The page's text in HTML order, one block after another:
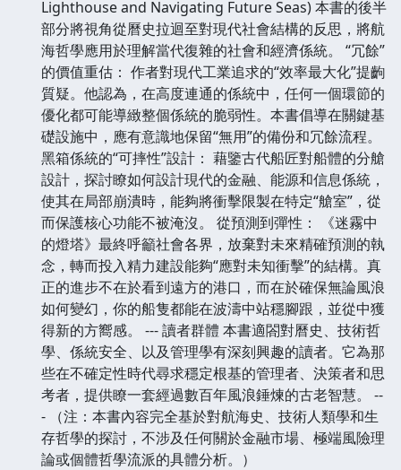
Lighthouse and Navigating Future Seas) 本書的後半
部分將視角從曆史拉迴至對現代社會結構的反思，將航
海哲學應用於理解當代復雜的社會和經濟係統。 “冗餘”
的價值重估： 作者對現代工業追求的“效率最大化”提齣
質疑。他認為，在高度連通的係統中，任何一個環節的
優化都可能導緻整個係統的脆弱性。本書倡導在關鍵基
礎設施中，應有意識地保留“無用”的備份和冗餘流程。
黑箱係統的“可摔性”設計： 藉鑒古代船匠對船體的分艙
設計，探討瞭如何設計現代的金融、能源和信息係統，
使其在局部崩潰時，能夠將衝擊限製在特定“艙室”，從
而保護核心功能不被淹沒。 從預測到彈性： 《迷霧中
的燈塔》最終呼籲社會各界，放棄對未來精確預測的執
念，轉而投入精力建設能夠“應對未知衝擊”的結構。真
正的進步不在於看到遠方的港口，而在於確保無論風浪
如何變幻，你的船隻都能在波濤中站穩腳跟，並從中獲
得新的方嚮感。 --- 讀者群體 本書適閤對曆史、技術哲
學、係統安全、以及管理學有深刻興趣的讀者。它為那
些在不確定性時代尋求穩定根基的管理者、決策者和思
考者，提供瞭一套經過數百年風浪錘煉的古老智慧。 --
- （注：本書內容完全基於對航海史、技術人類學和生
存哲學的探討，不涉及任何關於金融市場、極端風險理
論或個體哲學流派的具體分析。）